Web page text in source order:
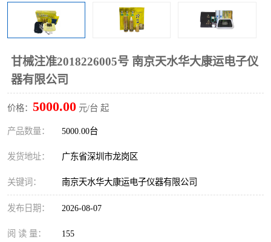
甘械注准2018226005号 南京天水华大康运电子仪
器有限公司
价格： 5000.00 元/台 起
产品数量： 5000.00台
发货地址： 广东省深圳市龙岗区
关键词： 南京天水华大康运电子仪器有限公司
发布日期： 2026-08-07
阅 读 量： 155